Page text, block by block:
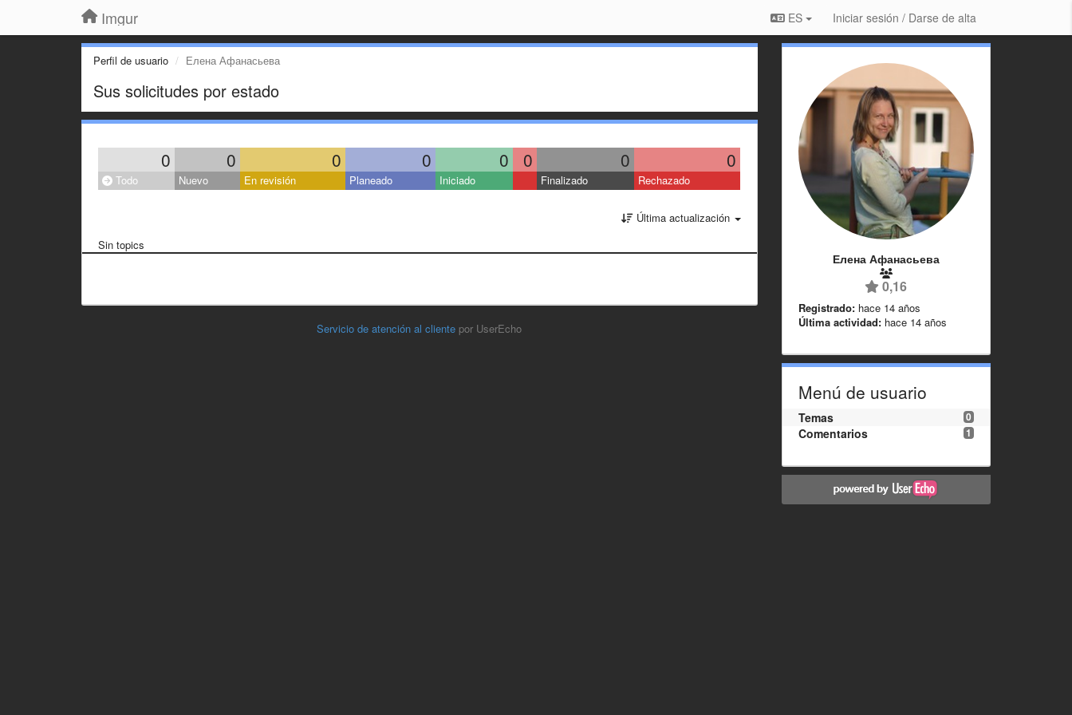
Imgur ES Iniciar sesión / Darse de alta
Perfil de usuario Елена Афанасьева
Sus solicitudes por estado
0 0 0 0 0 0 0 0
Todo Nuevo En revisión Planeado Iniciado Finalizado Rechazado
Última actualización
Sin topics
Servicio de atención al cliente por UserEcho
Елена Афанасьева
0,16
Registrado: hace 14 años
Última actividad: hace 14 años
Menú de usuario
0
Temas
1
Comentarios